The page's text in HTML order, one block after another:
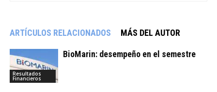
ARTÍCULOS RELACIONADOS MÁS DEL AUTOR
Resultados
Financieros
BioMarin: desempeño en el semestre